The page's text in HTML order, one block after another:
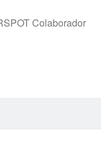
Colaborador